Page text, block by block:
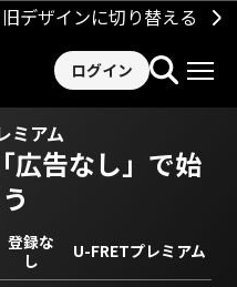
旧デザインに切り替える
ログイン
ミアム
「広告なし」で始
登録な
し
U-FRETプレミアム